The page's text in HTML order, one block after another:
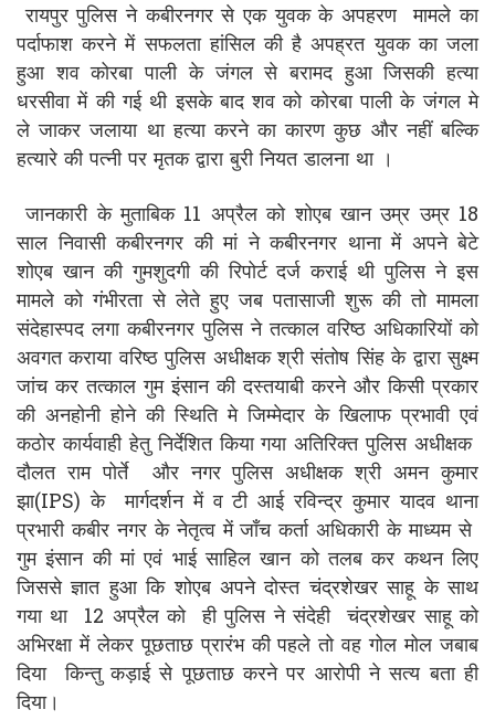
रायपुर पुलिस ने कबीरनगर से एक युवक के अपहरण मामले का
पर्दाफाश करने में सफलता हांसिल की है अपह्रत युवक का जला
हुआ शव कोरबा पाली के जंगल से बरामद हुआ जिसकी हत्या
धरसीवा में की गई थी इसके बाद शव को कोरबा पाली के जंगल मे
ले जाकर जलाया था हत्या करने का कारण कुछ और नहीं बल्कि
हत्यारे की पत्नी पर मृतक द्वारा बुरी नियत डालना था ।
जानकारी के मुताबिक 11 अप्रैल को शोएब खान उम्र उम्र 18
साल निवासी कबीरनगर की मां ने कबीरनगर थाना में अपने बेटे
शोएब खान की गुमशुदगी की रिपोर्ट दर्ज कराई थी पुलिस ने इस
मामले को गंभीरता से लेते हुए जब पतासाजी शुरू की तो मामला
संदेहास्पद लगा कबीरनगर पुलिस ने तत्काल वरिष्ठ अधिकारियों को
अवगत कराया वरिष्ठ पुलिस अधीक्षक श्री संतोष सिंह के द्वारा सुक्ष्म
जांच कर तत्काल गुम इंसान की दस्तयाबी करने और किसी प्रकार
की अनहोनी होने की स्थिति मे जिम्मेदार के खिलाफ प्रभावी एवं
कठोर कार्यवाही हेतु निर्देशित किया गया अतिरिक्त पुलिस अधीक्षक
दौलत राम पोर्ते और नगर पुलिस अधीक्षक श्री अमन कुमार
झा(IPS) के मार्गदर्शन में व टी आई रविन्द्र कुमार यादव थाना
प्रभारी कबीर नगर के नेतृत्व में जाँच कर्ता अधिकारी के माध्यम से
गुम इंसान की मां एवं भाई साहिल खान को तलब कर कथन लिए
जिससे ज्ञात हुआ कि शोएब अपने दोस्त चंद्रशेखर साहू के साथ
गया था 12 अप्रैल को ही पुलिस ने संदेही चंद्रशेखर साहू को
अभिरक्षा में लेकर पूछताछ प्रारंभ की पहले तो वह गोल मोल जबाब
दिया किन्तु कड़ाई से पूछताछ करने पर आरोपी ने सत्य बता ही
दिया।